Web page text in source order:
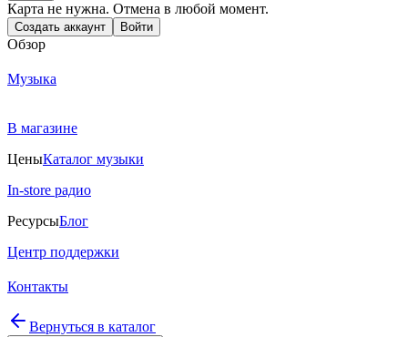
Карта не нужна. Отмена в любой момент.
Создать аккаунт Войти
Обзор
Музыка
В магазине
ЦеныКаталог музыки
In-store радио
РесурсыБлог
Центр поддержки
Контакты
Вернуться в каталог